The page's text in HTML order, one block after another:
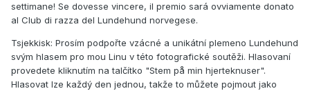
settimane! Se dovesse vincere, il premio sará ovviamente donato
al Club di razza del Lundehund norvegese.
Tsjekkisk: Prosím podpořte vzácné a unikátní plemeno Lundehund
svým hlasem pro mou Linu v této fotografické soutěži. Hlasovaní
provedete kliknutím na talčítko "Stem på min hjerteknuser".
Hlasovat lze každý den jednou, takže to můžete pojmout jako